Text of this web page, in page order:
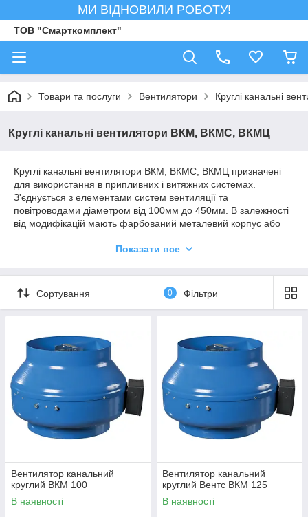
МИ ВІДНОВИЛИ РОБОТУ!
ТОВ "Смарткомплект"
Товари та послуги Вентилятори Круглі канальні
Круглі канальні вентилятори ВКМ, ВКМС, ВКМЦ
Круглі канальні вентилятори ВКМ, ВКМС, ВКМЦ призначені
для використання в припливних і витяжних системах.
З'єднується з елементами систем вентиляції та
повітроводами діаметром від 100мм до 450мм. В залежності
від модифікацій мають фарбований металевий корпус або
Дані вентилятори серії українського виробника Вентс
Показати все
Сортування 0 Фільтри
Вентилятор канальний
круглий ВКМ 100
В наявності
Вентилятор канальний
круглий Вентс ВКМ 125
В наявності